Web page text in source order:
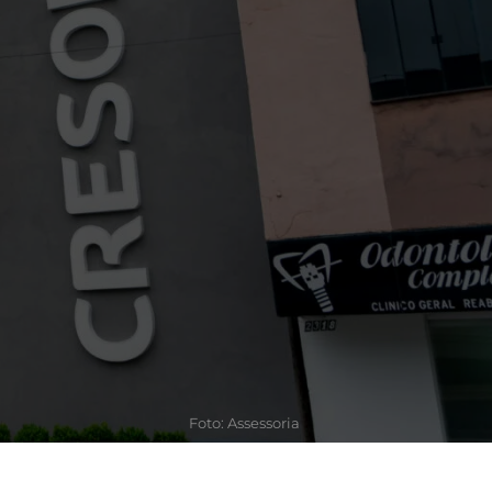
Foto: Assessoria